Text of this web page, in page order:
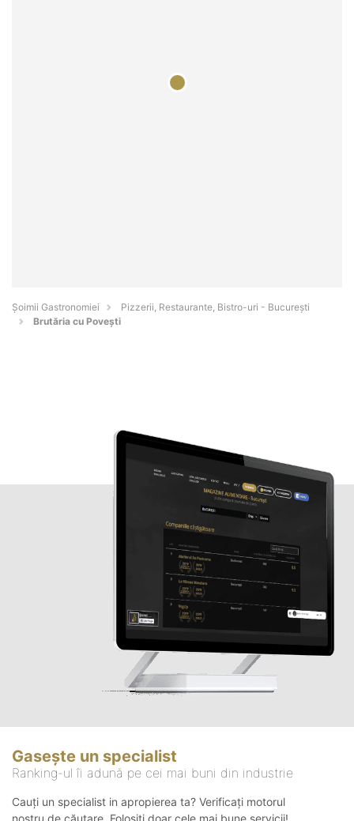
Șoimii Gastronomiei
Pizzerii, Restaurante, Bistro-uri - Bucureşti
Brutăria cu Povești
Gasește un specialist
Ranking-ul îi adună pe cei mai buni din industrie
Cauți un specialist in apropierea ta? Verificați motorul
nostru de căutare. Folosiți doar cele mai bune servicii!